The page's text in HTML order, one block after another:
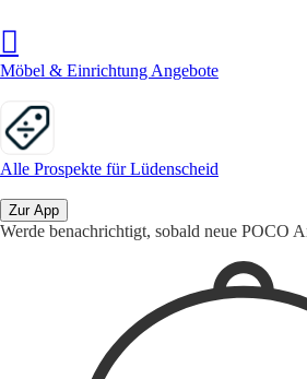
Möbel & Einrichtung Angebote
Alle Prospekte für Lüdenscheid
Zur App
Werde benachrichtigt, sobald neue POCO